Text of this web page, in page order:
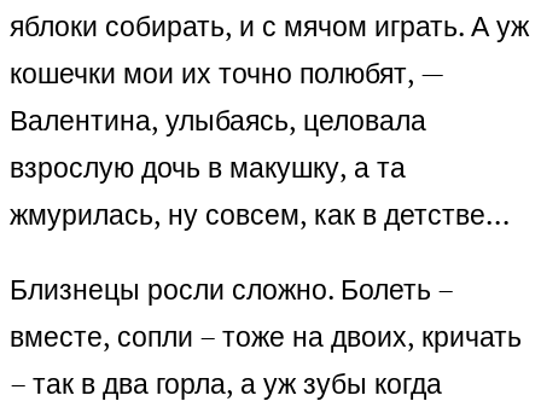
яблоки собирать, и с мячом играть. А уж
кошечки мои их точно полюбят, —
Валентина, улыбаясь, целовала
взрослую дочь в макушку, а та
жмурилась, ну совсем, как в детстве…
Близнецы росли сложно. Болеть –
вместе, сопли – тоже на двоих, кричать
– так в два горла, а уж зубы когда